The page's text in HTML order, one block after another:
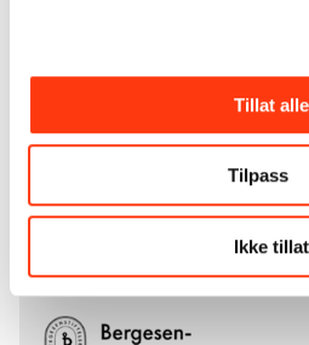
Tillat alle
Tilpass
Ikke tillat
Les mer om arbeidet med å
samling og katalogen over
komplette kunstnerskap er
.